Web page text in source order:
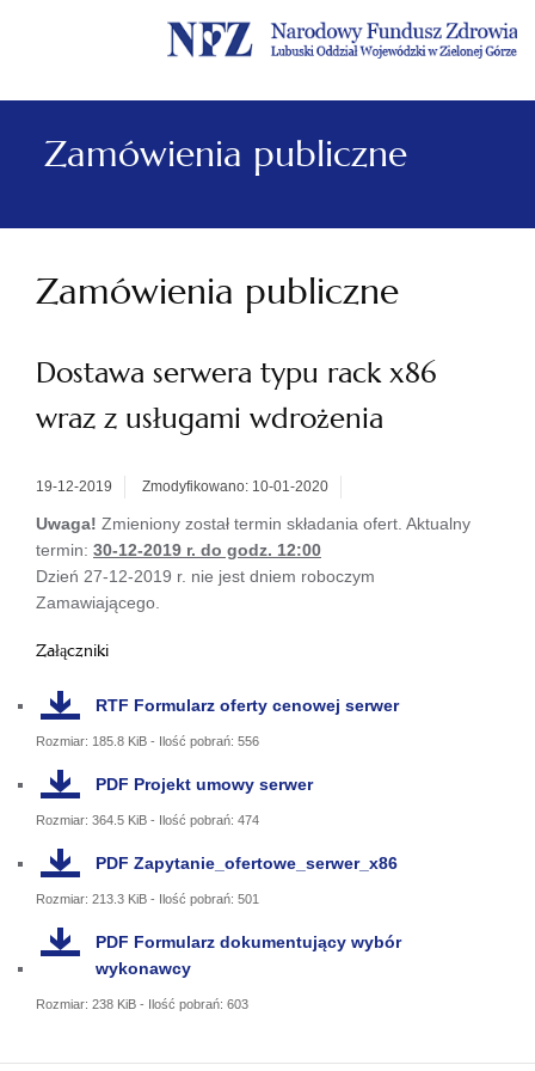
Menu
główne
Menu
lewe
Treść
główna
Szukaj
w
serwisie
Stopka
Zamówienia publiczne
Zamówienia publiczne
Dostawa serwera typu rack x86
wraz z usługami wdrożenia
19-12-2019 Zmodyfikowano: 10-01-2020
Uwaga! Zmieniony został termin składania ofert. Aktualny
termin: 30-12-2019 r. do godz. 12:00
Dzień 27-12-2019 r. nie jest dniem roboczym
Zamawiającego.
Załączniki
RTF Formularz oferty cenowej serwer
Rozmiar: 185.8 KiB - Ilość pobrań: 556
PDF Projekt umowy serwer
Rozmiar: 364.5 KiB - Ilość pobrań: 474
PDF Zapytanie_ofertowe_serwer_x86
Rozmiar: 213.3 KiB - Ilość pobrań: 501
PDF Formularz dokumentujący wybór
wykonawcy
Rozmiar: 238 KiB - Ilość pobrań: 603